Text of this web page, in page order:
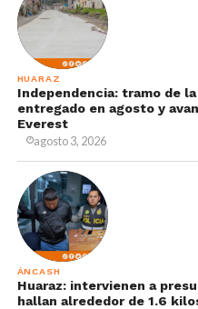
HUARAZ
Independencia: tramo de
entregado en agosto y
Everest
agosto 3, 2026
ÁNCASH
Huaraz: intervienen a
hallan alrededor de 1.6